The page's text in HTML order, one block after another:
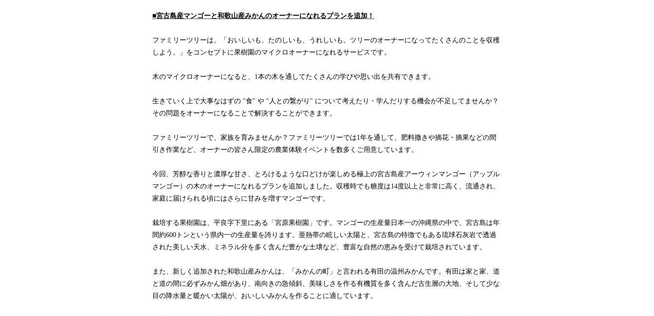
■宮古島産マンゴーと和歌山産みかんのオーナーになれるプランを追加！
ファミリーツリーは、「おいしいも、たのしいも、うれしいも。ツリーのオーナーになってたくさんのことを収穫
しよう。」をコンセプトに果樹園のマイクロオーナーになれるサービスです。
木のマイクロオーナーになると、1本の木を通してたくさんの学びや思い出を共有できます。
生きていく上で大事なはずの "食" や "人との繋がり" について考えたり・学んだりする機会が不足してませんか？
その問題をオーナーになることで解決することができます。
ファミリーツリーで、家族を育みませんか？ファミリーツリーでは1年を通して、肥料撒きや摘花・摘果などの間
引き作業など、オーナーの皆さん限定の農業体験イベントを数多くご用意しています。
今回、芳醇な香りと濃厚な甘さ、とろけるような口どけが楽しめる極上の宮古島産アーウィンマンゴー（アップル
マンゴー）の木のオーナーになれるプランを追加しました。収穫時でも糖度は14度以上と非常に高く、流通され、
家庭に届けられる頃にはさらに甘みを増すマンゴーです。
栽培する果樹園は、平良字下里にある「宮原果樹園」です。マンゴーの生産量日本一の沖縄県の中で、宮古島は年
間約600トンという県内一の生産量を誇ります。亜熱帯の眩しい太陽と、宮古島の特徴でもある琉球石灰岩で透過
された美しい天水、ミネラル分を多く含んだ豊かな土壌など、豊富な自然の恵みを受けて栽培されています。
また、新しく追加された和歌山産みかんは、「みかんの町」と言われる有田の温州みかんです。有田は家と家、道
と道の間に必ずみかん畑があり、南向きの急傾斜、美味しさを作る有機質を多く含んだ古生層の大地、そして少な
目の降水量と暖かい太陽が、おいしいみかんを作ることに適しています。